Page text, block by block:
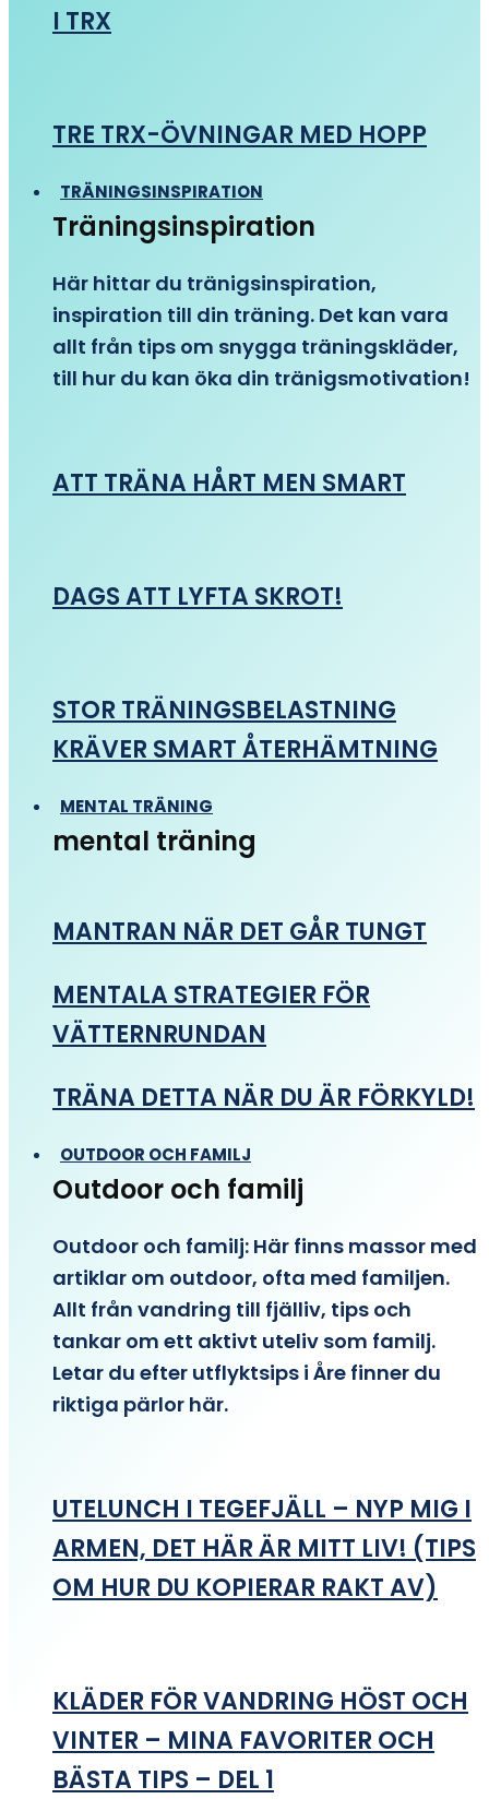
I TRX
TRE TRX-ÖVNINGAR MED HOPP
TRÄNINGSINSPIRATION
Träningsinspiration
Här hittar du tränigsinspiration,
inspiration till din träning. Det kan vara
allt från tips om snygga träningskläder,
till hur du kan öka din tränigsmotivation!
ATT TRÄNA HÅRT MEN SMART
DAGS ATT LYFTA SKROT!
STOR TRÄNINGSBELASTNING
KRÄVER SMART ÅTERHÄMTNING
MENTAL TRÄNING
mental träning
MANTRAN NÄR DET GÅR TUNGT
MENTALA STRATEGIER FÖR
VÄTTERNRUNDAN
TRÄNA DETTA NÄR DU ÄR FÖRKYLD!
OUTDOOR OCH FAMILJ
Outdoor och familj
Outdoor och familj: Här finns massor med
artiklar om outdoor, ofta med familjen.
Allt från vandring till fjälliv, tips och
tankar om ett aktivt uteliv som familj.
Letar du efter utflyktsips i Åre finner du
riktiga pärlor här.
UTELUNCH I TEGEFJÄLL – NYP MIG I
ARMEN, DET HÄR ÄR MITT LIV! (TIPS
OM HUR DU KOPIERAR RAKT AV)
KLÄDER FÖR VANDRING HÖST OCH
VINTER – MINA FAVORITER OCH
BÄSTA TIPS – DEL 1